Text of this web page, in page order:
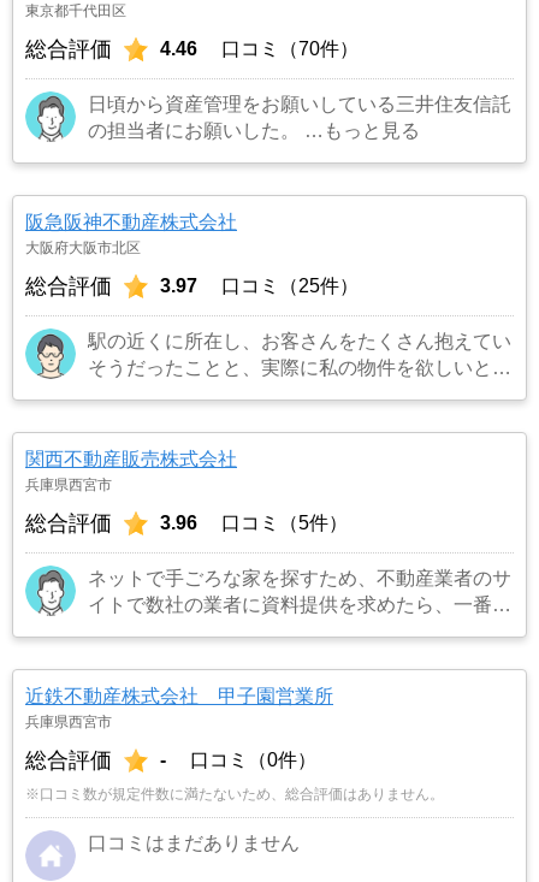
東京都千代田区
総合評価 4.46 口コミ（70件）
日頃から資産管理をお願いしている三井住友信託
の担当者にお願いした。
…もっと見る
阪急阪神不動産株式会社
大阪府大阪市北区
総合評価 3.97 口コミ（25件）
駅の近くに所在し、お客さんをたくさん抱えてい
そうだったことと、実際に私の物件を欲しいとい
寧でお願いしてよかったです。
関西不動産販売株式会社
兵庫県西宮市
総合評価 3.96 口コミ（5件）
ネットで手ごろな家を探すため、不動産業者のサ
イトで数社の業者に資料提供を求めたら、一番早
め、下見に行ったりした。担当者の人柄、真面目
さと共に丁寧な説明で、且つ控えめな対応が信頼
込み新築物件を購入手続きに入った。購入するに
あたり、現在住んでいる家の販売が条件であると
説明すると、売却するにあたり具体的な説明を受
け、売却手続きもお願いした次第である。
近鉄不動産株式会社 甲子園営業所
兵庫県西宮市
総合評価 - 口コミ（0件）
※口コミ数が規定件数に満たないため、総合評価はありません。
口コミはまだありません